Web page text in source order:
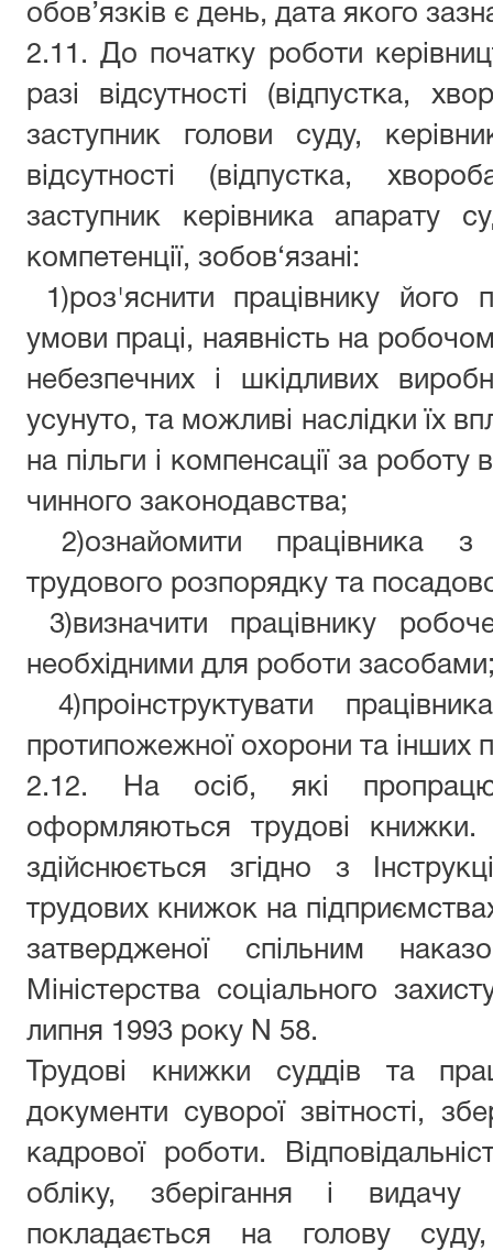
обов’язків є день, дата якого
2.11.До початку роботи
разі відсутності (відпустка,
заступник голови суду,
відсутності (відпустка,
заступник керівника апарату
компетенції, зобов‘язані:
1)роз'яснити працівнику його
умови праці, наявність на
небезпечних і шкідливих
усунуто, та можливі наслідки їх
на пільги і компенсації за
чинного законодавства;
2)ознайомити працівника з
трудового розпорядку та
3)визначити працівнику
необхідними для роботи
4)проінструктувати
протипожежної охорони та інших
2.12. На осіб, які
оформляються трудові
здійснюється згідно з
трудових книжок на
затвердженої спільним
Міністерства соціального
липня 1993 року N 58.
Трудові книжки суддів та
документи суворої звітності,
кадрової роботи.
обліку, зберігання і
покладається на голову